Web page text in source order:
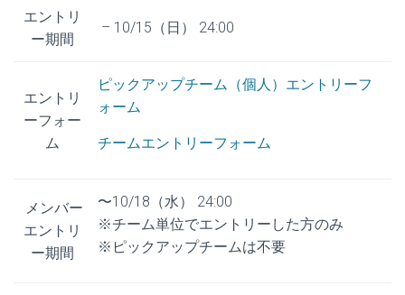
エントリ
ー期間
– 10/15（日） 24:00
エントリ
ーフォー
ム
ピックアップチーム（個人）エントリーフ
ォーム
チームエントリーフォーム
メンバー
エントリ
ー期間
〜10/18（水） 24:00
※チーム単位でエントリーした方のみ
※ピックアップチームは不要